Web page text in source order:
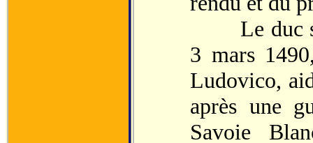
Le duc
3 mars
Ludovico,
après une
Savoie